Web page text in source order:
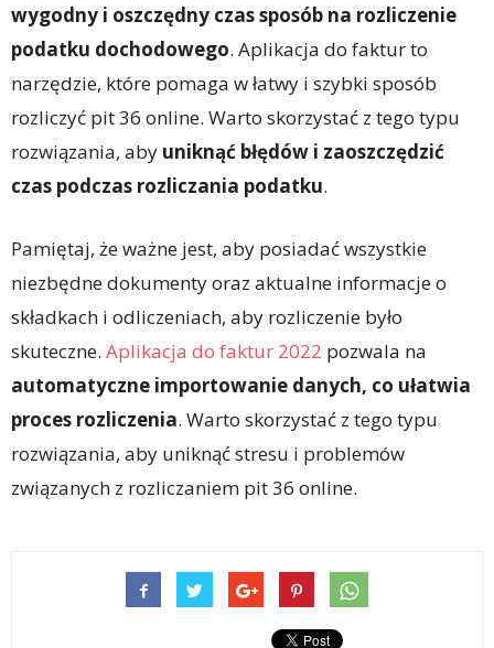
wygodny i oszczędny czas sposób na rozliczenie
podatku dochodowego. Aplikacja do faktur to
narzędzie, które pomaga w łatwy i szybki sposób
rozliczyć pit 36 online. Warto skorzystać z tego typu
rozwiązania, aby uniknąć błędów i zaoszczędzić
czas podczas rozliczania podatku.
Pamiętaj, że ważne jest, aby posiadać wszystkie
niezbędne dokumenty oraz aktualne informacje o
składkach i odliczeniach, aby rozliczenie było
skuteczne. Aplikacja do faktur 2022 pozwala na
automatyczne importowanie danych, co ułatwia
proces rozliczenia. Warto skorzystać z tego typu
rozwiązania, aby uniknąć stresu i problemów
związanych z rozliczaniem pit 36 online.